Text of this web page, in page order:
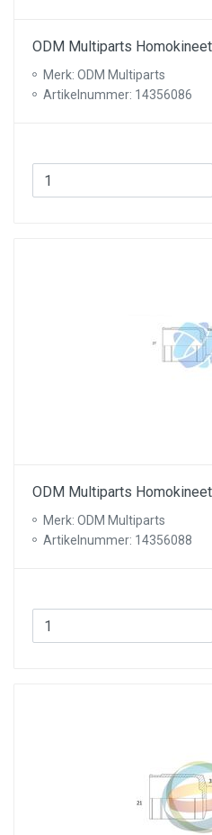
ODM Multiparts
Merk: ODM Multiparts
Artikelnummer: 14356086
ODM Multiparts
Merk: ODM Multiparts
Artikelnummer: 14356088